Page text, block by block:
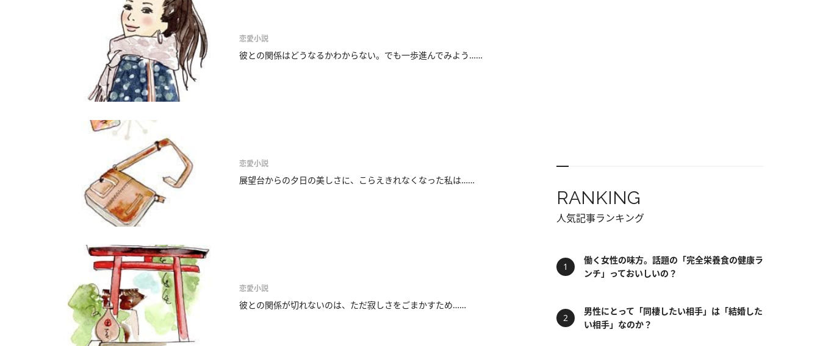
恋愛小説
彼との関係はどうなるかわからない。でも一歩進んでみよう……
恋愛小説
展望台からの夕日の美しさに、こらえきれなくなった私は……
恋愛小説
彼との関係が切れないのは、ただ寂しさをごまかすため……
RANKING
人気記事ランキング
働く女性の味方。話題の「完全栄養食の健康ラ
ンチ」っておいしいの？
男性にとって「同棲したい相手」は「結婚した
い相手」なのか？